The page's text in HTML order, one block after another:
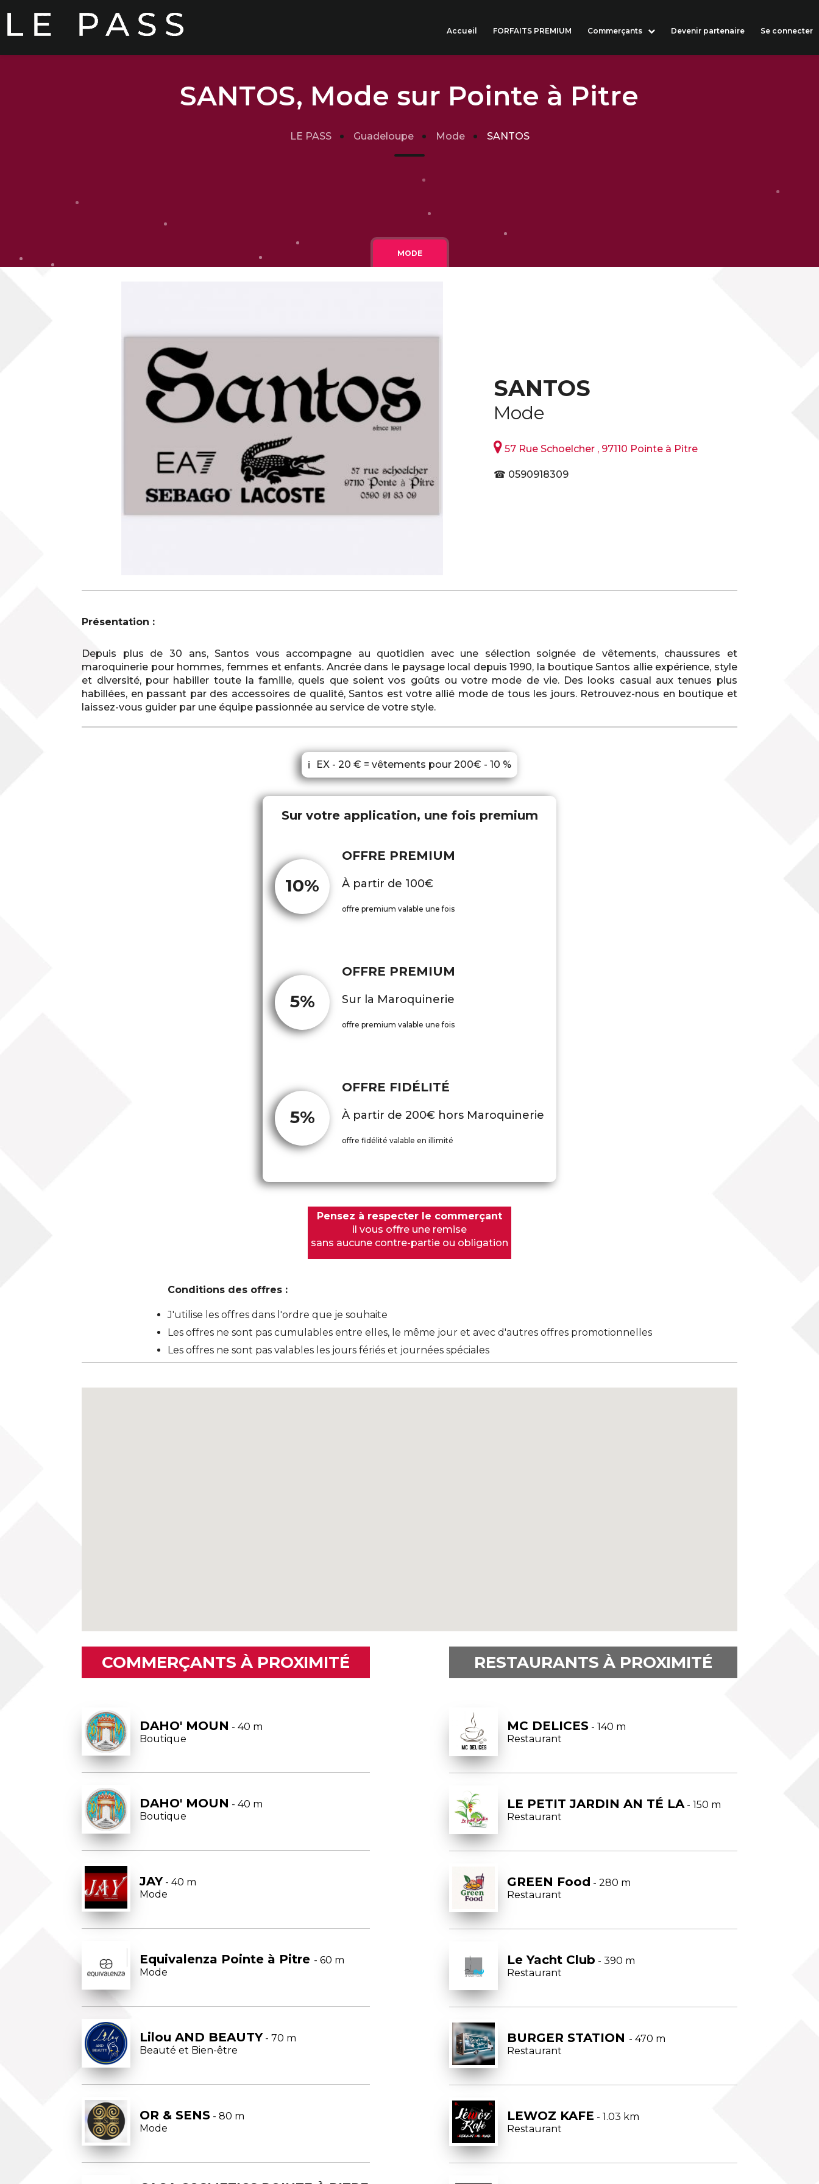
Accueil FORFAITS PREMIUM Commerçants Devenir partenaire Se connecter
SANTOS, Mode sur Pointe à Pitre
LE PASS Guadeloupe Mode SANTOS
MODE
SANTOS
Mode
57 Rue Schoelcher , 97110 Pointe à Pitre
☎ 0590918309
Présentation :
Depuis plus de 30 ans, Santos vous accompagne au quotidien avec une sélection soignée de vêtements, chaussures et
maroquinerie pour hommes, femmes et enfants. Ancrée dans le paysage local depuis 1990, la boutique Santos allie expérience, style
et diversité, pour habiller toute la famille, quels que soient vos goûts ou votre mode de vie. Des looks casual aux tenues plus
habillées, en passant par des accessoires de qualité, Santos est votre allié mode de tous les jours. Retrouvez-nous en boutique et
laissez-vous guider par une équipe passionnée au service de votre style.
ℹ EX - 20 € = vêtements pour 200€ - 10 %
Sur votre application, une fois premium
10%
OFFRE PREMIUM
À partir de 100€
offre premium valable une fois
5%
OFFRE PREMIUM
Sur la Maroquinerie
offre premium valable une fois
5%
OFFRE FIDÉLITÉ
À partir de 200€ hors Maroquinerie
offre fidélité valable en illimité
Pensez à respecter le commerçant
il vous offre une remise
sans aucune contre-partie ou obligation
Conditions des offres :
J'utilise les offres dans l'ordre que je souhaite
Les offres ne sont pas cumulables entre elles, le même jour et avec d'autres offres promotionnelles
Les offres ne sont pas valables les jours fériés et journées spéciales
COMMERÇANTS À PROXIMITÉ
DAHO' MOUN - 40 m
Boutique
DAHO' MOUN - 40 m
Boutique
JAY - 40 m
Mode
Equivalenza Pointe à Pitre - 60 m
Mode
Lilou AND BEAUTY - 70 m
Beauté et Bien-être
OR & SENS - 80 m
Mode
RESTAURANTS À PROXIMITÉ
MC DELICES- 140 m
Restaurant
LE PETIT JARDIN AN TÉ LA- 150 m
Restaurant
GREEN Food - 280 m
Restaurant
Le Yacht Club - 390 m
Restaurant
BURGER STATION - 470 m
Restaurant
LEWOZ KAFE - 1.03 km
Restaurant